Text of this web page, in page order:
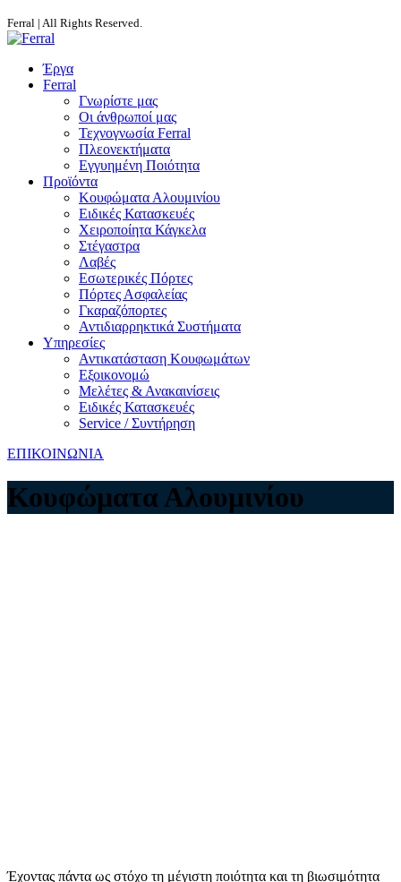
Ferral | All Rights Reserved.
Έργα
Ferral
Γνωρίστε μας
Οι άνθρωποί μας
Τεχνογνωσία Ferral
Πλεονεκτήματα
Εγγυημένη Ποιότητα
Προϊόντα
Κουφώματα Αλουμινίου
Ειδικές Κατασκευές
Χειροποίητα Κάγκελα
Στέγαστρα
Λαβές
Εσωτερικές Πόρτες
Πόρτες Ασφαλείας
Γκαραζόπορτες
Αντιδιαρρηκτικά Συστήματα
Υπηρεσίες
Αντικατάσταση Κουφωμάτων
Εξοικονομώ
Μελέτες & Ανακαινίσεις
Ειδικές Κατασκευές
Service / Συντήρηση
ΕΠΙΚΟΙΝΩΝΙΑ
Κουφώματα Αλουμινίου
Έχοντας πάντα ως στόχο τη μέγιστη ποιότητα και τη βιωσιμότητα